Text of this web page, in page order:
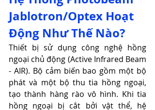
Jablotron/Optex Hoạt
Động Như Thế Nào?
Thiết bị sử dụng công nghệ hồng
ngoại chủ động (Active Infrared Beam
- AIR). Bộ cảm biến bao gồm một bộ
phát và một bộ thu tia hồng ngoại,
tạo thành hàng rào vô hình. Khi tia
hồng ngoại bị cắt bởi vật thể, hệ